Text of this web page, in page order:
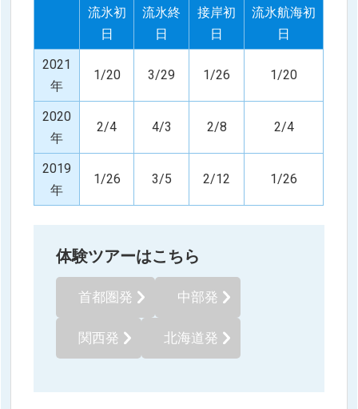
流氷初
日
流氷終
日
接岸初
日
流氷航海初
日
2021
年
1/20 3/29 1/26 1/20
2020
年
2/4 4/3 2/8 2/4
2019
年
1/26 3/5 2/12 1/26
体験ツアーはこちら
首都圏発 中部発
関西発 北海道発